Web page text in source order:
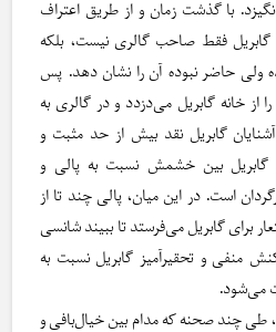
با گذشت زمان و از طریق اعتراف
گابریل فقط صاحب گالری نیست، بلکه
حاضر نبوده آن را نشان دهد. پس
از خانه‌ گابریل می‌دزدد و در گالری به
گابریل نقد بیش از حد مثبت و
گابریل بین خشمش نسبت به پالی و
است. در این میان، پالی چند تا از
برای گابریل می‌فرستد تا ببیند شانسی
منفی و تحقیرآمیز گابریل نسبت به
می‌شود.
طی چند صحنه که مدام بین خیال‌بافی و